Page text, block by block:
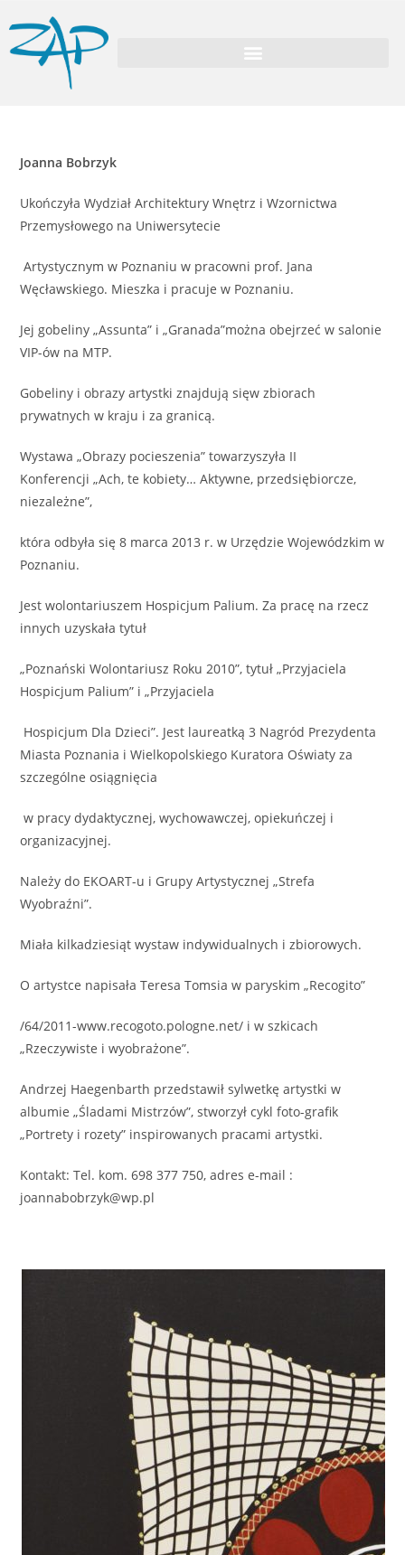
Joanna Bobrzyk
Ukończyła Wydział Architektury Wnętrz i Wzornictwa
Przemysłowego na Uniwersytecie
Artystycznym w Poznaniu w pracowni prof. Jana
Węcławskiego. Mieszka i pracuje w Poznaniu.
Jej gobeliny „Assunta” i „Granada”można obejrzeć w salonie
VIP-ów na MTP.
Gobeliny i obrazy artystki znajdują sięw zbiorach
prywatnych w kraju i za granicą.
Wystawa „Obrazy pocieszenia” towarzyszyła II
Konferencji „Ach, te kobiety… Aktywne, przedsiębiorcze,
niezależne”,
która odbyła się 8 marca 2013 r. w Urzędzie Wojewódzkim w
Poznaniu.
Jest wolontariuszem Hospicjum Palium. Za pracę na rzecz
innych uzyskała tytuł
„Poznański Wolontariusz Roku 2010”, tytuł „Przyjaciela
Hospicjum Palium” i „Przyjaciela
Hospicjum Dla Dzieci”. Jest laureatką 3 Nagród Prezydenta
Miasta Poznania i Wielkopolskiego Kuratora Oświaty za
szczególne osiągnięcia
w pracy dydaktycznej, wychowawczej, opiekuńczej i
organizacyjnej.
Należy do EKOART-u i Grupy Artystycznej „Strefa
Wyobraźni”.
Miała kilkadziesiąt wystaw indywidualnych i zbiorowych.
O artystce napisała Teresa Tomsia w paryskim „Recogito”
/64/2011-www.recogoto.pologne.net/ i w szkicach
„Rzeczywiste i wyobrażone”.
Andrzej Haegenbarth przedstawił sylwetkę artystki w
albumie „Śladami Mistrzów”, stworzył cykl foto-grafik
„Portrety i rozety” inspirowanych pracami artystki.
Kontakt: Tel. kom. 698 377 750, adres e-mail :
joannabobrzyk@wp.pl